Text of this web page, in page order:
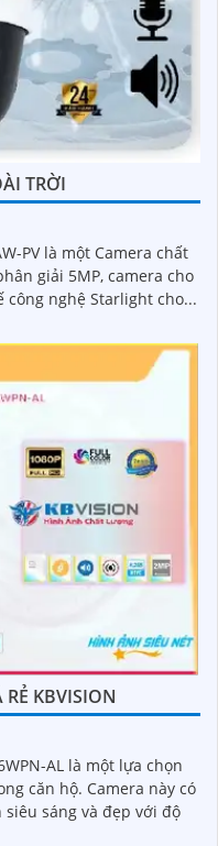
TRỜI
PV là một Camera chất
và chi tiết. Thiết kế công nghệ Starlight cho...
KBVISION
AL là một lựa chọn
này có
siêu sáng và đẹp với độ